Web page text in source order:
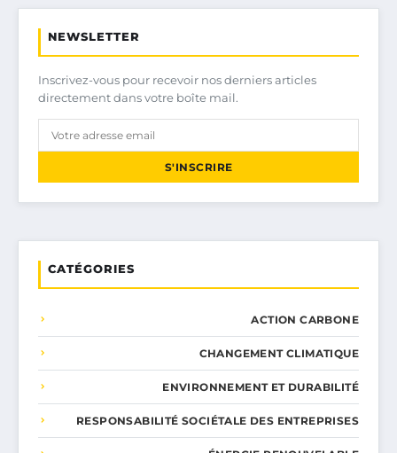
NEWSLETTER
Inscrivez-vous pour recevoir nos derniers articles
directement dans votre boîte mail.
S'INSCRIRE
CATÉGORIES
ACTION CARBONE
CHANGEMENT CLIMATIQUE
ENVIRONNEMENT ET DURABILITÉ
RESPONSABILITÉ SOCIÉTALE DES ENTREPRISES